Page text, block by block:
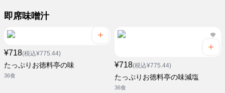
即席味噌汁
¥718(税込¥775.44)
たっぷりお徳料亭の味
36食
¥718(税込¥775.44)
たっぷりお徳料亭の味減塩
36食